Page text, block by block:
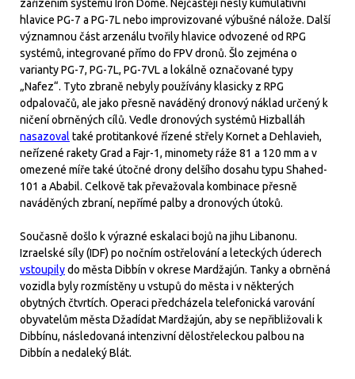
zařízením systému Iron Dome. Nejčastěji nesly kumulativní
hlavice PG-7 a PG-7L nebo improvizované výbušné nálože. Další
významnou část arzenálu tvořily hlavice odvozené od RPG
systémů, integrované přímo do FPV dronů. Šlo zejména o
varianty PG-7, PG-7L, PG-7VL a lokálně označované typy
„Nafez“. Tyto zbraně nebyly používány klasicky z RPG
odpalovačů, ale jako přesně naváděný dronový náklad určený k
ničení obrněných cílů. Vedle dronových systémů Hizballáh
nasazoval také protitankové řízené střely Kornet a Dehlavieh,
neřízené rakety Grad a Fajr-1, minomety ráže 81 a 120 mm a v
omezené míře také útočné drony delšího dosahu typu Shahed-
101 a Ababil. Celkově tak převažovala kombinace přesně
naváděných zbraní, nepřímé palby a dronových útoků.
Současně došlo k výrazné eskalaci bojů na jihu Libanonu.
Izraelské síly (IDF) po nočním ostřelování a leteckých úderech
vstoupilydo města Dibbín v okrese Mardžajún. Tanky a obrněná
vozidla byly rozmístěny u vstupů do města i v některých
obytných čtvrtích. Operaci předcházela telefonická varování
obyvatelům města Džadídat Mardžajún, aby se nepřibližovali k
Dibbínu, následovaná intenzivní dělostřeleckou palbou na
Dibbín a nedaleký Blát.